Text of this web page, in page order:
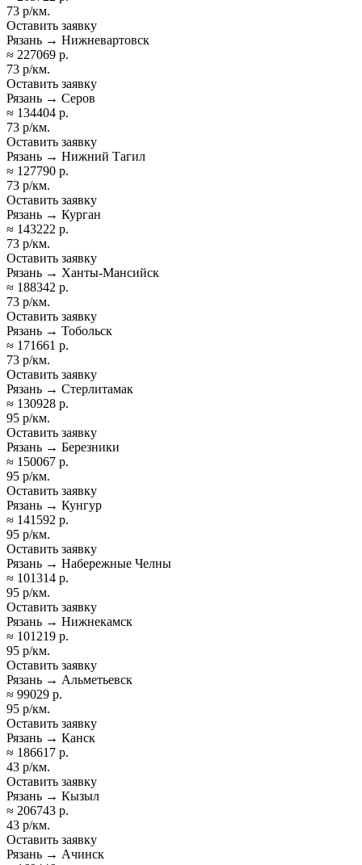
73 р/км.
Оставить заявку
Рязань → Нижневартовск
≈ 227069 р.
73 р/км.
Оставить заявку
Рязань → Серов
≈ 134404 р.
73 р/км.
Оставить заявку
Рязань → Нижний Тагил
≈ 127790 р.
73 р/км.
Оставить заявку
Рязань → Курган
≈ 143222 р.
73 р/км.
Оставить заявку
Рязань → Ханты-Мансийск
≈ 188342 р.
73 р/км.
Оставить заявку
Рязань → Тобольск
≈ 171661 р.
73 р/км.
Оставить заявку
Рязань → Стерлитамак
≈ 130928 р.
95 р/км.
Оставить заявку
Рязань → Березники
≈ 150067 р.
95 р/км.
Оставить заявку
Рязань → Кунгур
≈ 141592 р.
95 р/км.
Оставить заявку
Рязань → Набережные Челны
≈ 101314 р.
95 р/км.
Оставить заявку
Рязань → Нижнекамск
≈ 101219 р.
95 р/км.
Оставить заявку
Рязань → Альметьевск
≈ 99029 р.
95 р/км.
Оставить заявку
Рязань → Канск
≈ 186617 р.
43 р/км.
Оставить заявку
Рязань → Кызыл
≈ 206743 р.
43 р/км.
Оставить заявку
Рязань → Ачинск